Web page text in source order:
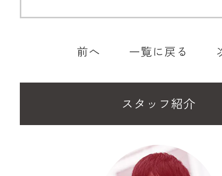
前へ 一覧に戻る
スタッフ紹介